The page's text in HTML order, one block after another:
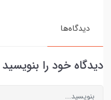
دیدگاه‌ها
دیدگاه خود را بنویسید